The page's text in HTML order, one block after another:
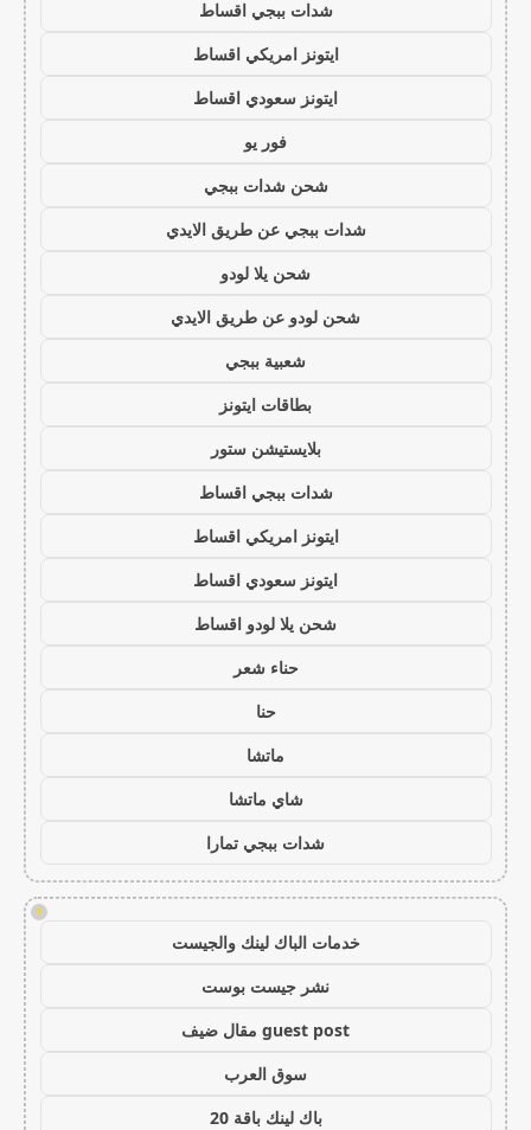
شدات ببجي اقساط
ايتونز امريكي اقساط
ايتونز سعودي اقساط
فور يو
شحن شدات ببجي
شدات ببجي عن طريق الايدي
شحن يلا لودو
شحن لودو عن طريق الايدي
شعبية ببجي
بطاقات ايتونز
بلايستيشن ستور
شدات ببجي اقساط
ايتونز امريكي اقساط
ايتونز سعودي اقساط
شحن يلا لودو اقساط
حناء شعر
حنا
ماتشا
شاي ماتشا
شدات ببجي تمارا
!
خدمات الباك لينك والجيست
نشر جيست بوست
guest post مقال ضيف
سوق العرب
باك لينك باقة 20